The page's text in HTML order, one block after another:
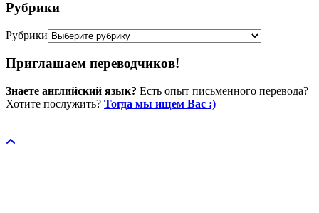
Рубрики
Рубрики
Приглашаем переводчиков!
Знаете английский язык? Есть опыт письменного перевода?
Хотите послужить? Тогда мы ищем Вас :)